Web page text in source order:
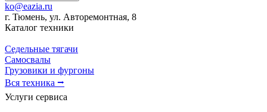
ko@eazia.ru
г. Тюмень, ул. Авторемонтная, 8
Каталог техники
Седельные тягачи
Самосвалы
Грузовики и фургоны
Вся техника ⭢
Услуги сервиса